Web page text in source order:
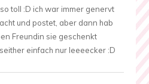
toll :D ich war immer genervt
und postet, aber dann hab
Freundin sie geschenkt
einfach nur leeeecker :D